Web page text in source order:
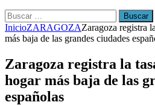
Buscar:
InicioZARAGOZAZaragoza registra
más baja de las grandes ciudades
Zaragoza registra la
hogar más baja de las
españolas